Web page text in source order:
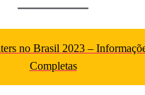
no Brasil 2023 –
Completas